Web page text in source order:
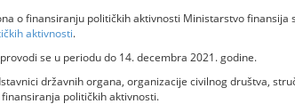
o finansiranju političkih aktivnosti Ministarstvo finansija
aktivnosti.
se u periodu do 14. decembra 2021. godine.
državnih organa, organizacije civilnog društva,
političkih aktivnosti.